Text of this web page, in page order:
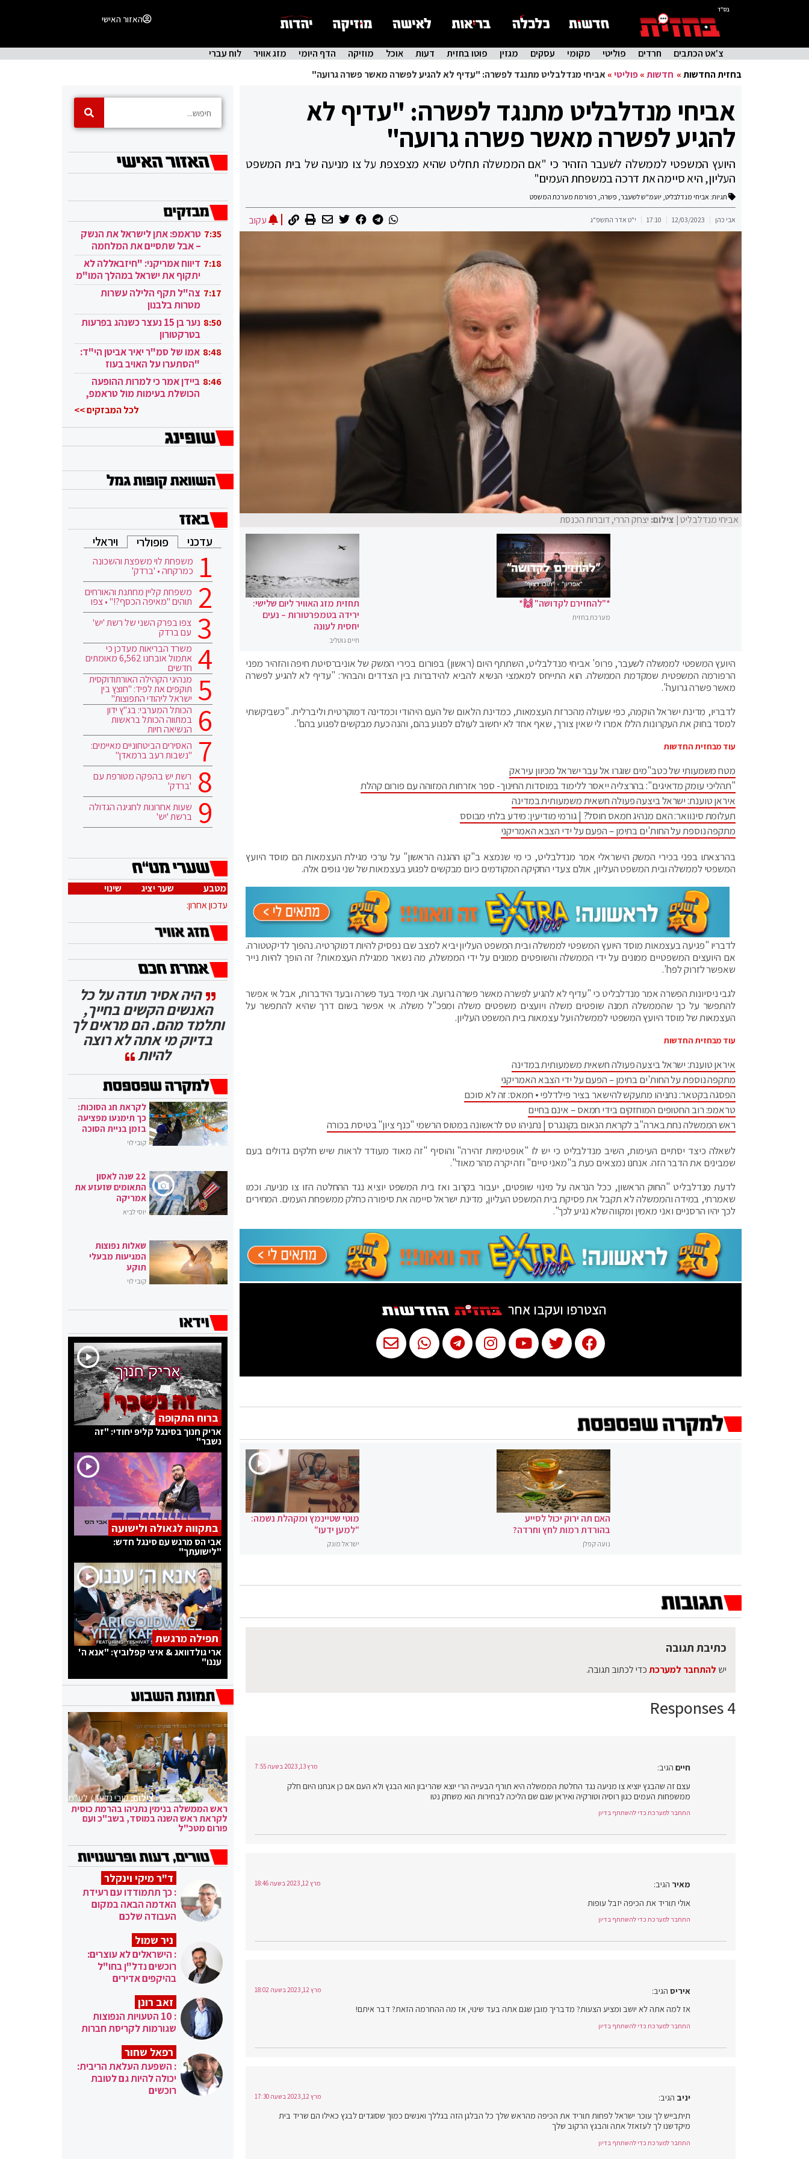
בס"ד
האזור האישי
צ'אט הכתבים חרדים פוליטי מקומי עסקים מגזין פוטו בחזית דעות אוכל מוזיקה הדף היומי מזג אוויר
לוח עברי
בחזית החדשות» חדשות»פוליטי»אביחי מנדלבליט מתנגד לפשרה: "עדיף לא להגיע לפשרה מאשר פשרה גרועה"
אביחי מנדלבליט מתנגד לפשרה: "עדיף לא
להגיע לפשרה מאשר פשרה גרועה"
היועץ המשפטי לממשלה לשעבר הזהיר כי "אם הממשלה תחליט שהיא מצפצפת על צו מניעה של בית המשפט
העליון, היא סיימה את דרכה במשפחת העמים"
תגיות: אביחי מנדלבליט, יועמ"ש לשעבר, פשרה, רפורמת מערכת המשפט
אבי כהן 12/03/2023
17:10 י"ט אדר התשפ"ג עקוב
אביחי מנדלבליט| צילום: יצחק הררי, דוברות הכנסת
*"להחזירם לקדושה" 🙌*
מערכת בחזית
תחזית מזג האוויר ליום שלישי:
ירידה בטמפרטורות – נעים
יחסית לעונה
חיים גוטליב
היועץ המשפטי לממשלה לשעבר, פרופ' אביחי מנדלבליט, השתתף היום (ראשון) בפורום בכירי המשק של אוניברסיטת חיפה והזהיר מפני
הרפורמה המשפטית שמקדמת הממשלה. הוא התייחס למאמצי הנשיא להביא להידברות בין הצדדים והבהיר: "עדיף לא להגיע לפשרה
מאשר פשרה גרועה".
לדבריו, מדינת ישראל הוקמה, כפי שעולה מהכרזת העצמאות, כמדינת הלאום של העם היהודי וכמדינה דמוקרטית וליברלית. "כשביקשתי
למסד בחוק את העקרונות הללו אמרו לי שאין צורך, שאף אחד לא יחשוב לעולם לפגוע בהם, והנה כעת מבקשים לפגוע בהם".
עוד מבחזית החדשות
מטח משמעותי של כטב"מים שוגרו אל עבר ישראל מכיוון עיראק
"תהליכי עומק מדאיגים": בהרצליה ייאסר ללימוד במוסדות החינוך- ספר אזרחות המזוהה עם פורום קהלת
איראן טוענת: ישראל ביצעה פעולה חשאית משמעותית במדינה
תעלומת סינוואר: האם מנהיג חמאס חוסל? | גורמי מודיעין: מידע בלתי מבוסס
מתקפה נוספת על החות'ים בתימן – הפעם על ידי הצבא האמריקני
בהרצאתו בפני בכירי המשק הישראלי אמר מנדלבליט, כי מי שנמצא ב"קו ההגנה הראשון" על ערכי מגילת העצמאות הם מוסד היועץ
המשפטי לממשלה ובית המשפט העליון, אולם צעדי החקיקה המקודמים כיום מבקשים לפגוע בעצמאות של שני גופים אלה.
לדבריו "פגיעה בעצמאות מוסד היועץ המשפטי לממשלה ובית המשפט העליון יביא למצב שבו נפסיק להיות דמוקרטיה. נהפוך לדיקטטורה.
אם היועצים המשפטיים ממונים על ידי הממשלה והשופטים ממונים על ידי הממשלה, מה נשאר ממגילת העצמאות? זה הופך להיות נייר
שאפשר לזרוק לפח".
לגבי ניסיונות הפשרה אמר מנדלבליט כי "עדיף לא להגיע לפשרה מאשר פשרה גרועה. אני תמיד בעד פשרה ובעד הידברות, אבל אי אפשר
להתפשר על כך שהממשלה תמנה שופטים משלה ויועצים משפטים משלה ומפכ"ל משלה. אי אפשר בשום דרך שהיא להתפשר על
העצמאות של מוסד היועץ המשפטי לממשלה ועל עצמאות בית המשפט העליון.
עוד מבחזית החדשות
איראן טוענת: ישראל ביצעה פעולה חשאית משמעותית במדינה
מתקפה נוספת על החות'ים בתימן – הפעם על ידי הצבא האמריקני
הפסגה בקטאר: נתניהו מתעקש להישאר בציר פילדלפי • חמאס: זה לא סוכם
טראמפ: רוב החטופים המוחזקים בידי חמאס – אינם בחיים
ראש הממשלה נחת בארה"ב לקראת הנאום בקונגרס | נתניהו טס לראשונה במטוס הרשמי "כנף ציון" בטיסת בכורה
לשאלה כיצד יסתיים העימות, השיב מנדלבליט כי יש לו "אופטימיות זהירה" והוסיף "זה מאוד מעודד לראות שיש חלקים גדולים בעם
שמבינים את הדבר הזה. אנחנו נמצאים כעת ב"מאני טיים" וזה יקרה מהר מאוד".
לדעת מנדלבליט "החוק הראשון, ככל הנראה על מינוי שופטים, יעבור בקרוב ואז בית המשפט יוציא נגד ההחלטה הזו צו מניעה. וכמו
שאמרתי, במידה והממשלה לא תקבל את פסיקת בית המשפט העליון, מדינת ישראל סיימה את סיפורה כחלק ממשפחת העמים. המחירים
לכך יהיו הרסניים ואני מאמין ומקווה שלא נגיע לכך".
הצטרפו ועקבו אחר
האם תה ירוק יכול לסייע
בהורדת רמות לחץ וחרדה?
נועה קפלן
מוטי שטיינמץ ומקהלת נשמה:
"למען ידעו"
ישראל מונק
4 Responses
חיים הגיב: מרץ 13, 2023 בשעה 7:55
עצם זה שהבגץ יוציא צו מניעה נגד החלטת הממשלה היא תורף הבעייה הרי יוצא שהריבון הוא הבגץ ולא העם אם כן אנחנו היום חלק
ממשפחות העמים כגון רוסיה וטורקיה ואיראן שגם שם הליכה לבחירות הוא משחק נטו
התחבר למערכת כדי להשתתף בדיון
מאיר הגיב: מרץ 12, 2023 בשעה 18:46
אולי תוריד את הכיפה יזבל עופות
התחבר למערכת כדי להשתתף בדיון
איריס הגיב: מרץ 12, 2023 בשעה 18:02
אז למה אתה לא יושב ומציע הצעות? מדבריך מובן שגם אתה בעד שינוי, אז מה ההחרמה הזאת? דבר איתם!
התחבר למערכת כדי להשתתף בדיון
יניב הגיב: מרץ 12, 2023 בשעה 17:30
תיתבייש לך עוכר ישראל לפחות תוריד את הכיפה מהראש שלך כל הבלגן הזה בגללך ואנשים כמוך שסוגדים לבגץ כאילו הם שריד בית
מיקדשנו לך לעזאזל אתה והבגץ הרקוב שלך
התחבר למערכת כדי להשתתף בדיון
כתיבת תגובה
יש להתחבר למערכתכדי לכתוב תגובה.
7:35 טראמפ: אתן לישראל את הנשק
– אבל שתסיים את המלחמה
בעזה 7:18 דיווח אמריקני: "חיזבאללה לא
יתקוף את ישראל במהלך המו"מ
בקטאר" 7:17 צה"ל תקף הלילה עשרות
מטרות בלבנון
8:50
נער בן 15 נעצר כשנהג בפרעות
בטרקטורון
8:48 אמו של סמ"ר יאיר אביטן הי"ד:
"הסתערו על האויב בעוז
ובגבורה" 8:46 ביידן אמר כי למרות ההופעה
הכושלת בעימות מול טראמפ,
לכל המבזקים >>
עדכני פופולרי ויראלי
משפחת לוי משפצת והשכונה
כמרקחה • 'ברדק'
משפחת קליין מחתנת והאורחים
תוהים "מאיפה הכסף?!" • צפו
צפו בפרק השני של רשת 'יש'
עם ברדק
משרד הבריאות מעדכן כי
אתמול אובחנו 6,562 מאומתים
חדשים
מנהיגי הקהילה האורתודוקסית
תוקפים את לפיד: "חוצץ בין
ישראל ליהודי התפוצות"
הכותל המערבי: בג"ץ ידון
במתווה הכותל בראשות
הנשיאה חיות
האסירים הביטחוניים מאיימים:
"נשבות רעב ברמאדן"
רשת יש בהפקה מטורפת עם
'ברדק'
שעות אחרונות לחגיגה הגדולה
ברשת 'יש'
מטבע שער יציג
שינוי
עדכון אחרון:
היה אסיר תודה על כל
האנשים הקשים בחייך,
ותלמד מהם. הם מראים לך
בדיוק מי אתה לא רוצה
להיות
לקראת חג הסוכות:
כך תימנעו מפציעה
בזמן בניית הסוכה
קובי לוי
22 שנה לאסון
התאומים שזעזע את
אמריקה
יוסי לביא
שאלות נפוצות
המגיעות מבעלי
תוקע
קובי לוי
ברוח התקופה
אריק חנוך בסינגל קליפ יחודי: "זה
נשבר"
בתקווה לגאולה ולישועה
אבי הס מרגש עם סינגל חדש:
"לישועתך"
תפילה מרגשת
ארי גולדוואג & איצי קפלוביץ: "אנא ה'
עננו"
צילום:קובי גדעון / לע"מ
ראש הממשלה בנימין נתניהו בהרמת כוסית
לקראת ראש השנה במוסד, בשב"כ ועם
פורום מטכ"ל
ד"ר מיקי וינקלר
: כך תתמודדו עם רעידת
האדמה הבאה במקום
העבודה שלכם
ניר שמול
: הישראלים לא עוצרים:
רוכשים נדל"ן בחו"ל
בהיקפים אדירים
זאב רונן
: 10 הטעויות הנפוצות
שגורמות לקריסת חברות
רפאל שחור
: השפעת העלאת הריבית:
יכולה להיות גם לטובת
רוכשים